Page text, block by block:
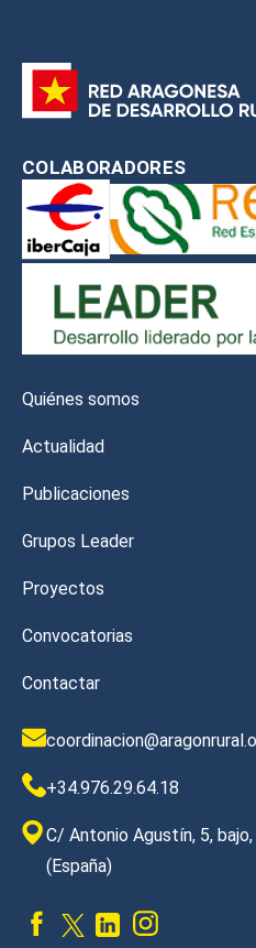
COLABORADORES
Quiénes somos
Actualidad
Publicaciones
Grupos Leader
Proyectos
Convocatorias
Contactar
+34.976.29.64.18
C/ Antonio Agustín, 5,
(España)